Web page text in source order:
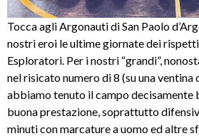
Tocca agli Argonauti di San Paolo
nostri eroi le ultime giornate dei
Esploratori. Per i nostri “grandi”,
nel risicato numero di 8 (su una
abbiamo tenuto il campo decisamente
buona prestazione, soprattutto
minuti con marcature a uomo ed altre